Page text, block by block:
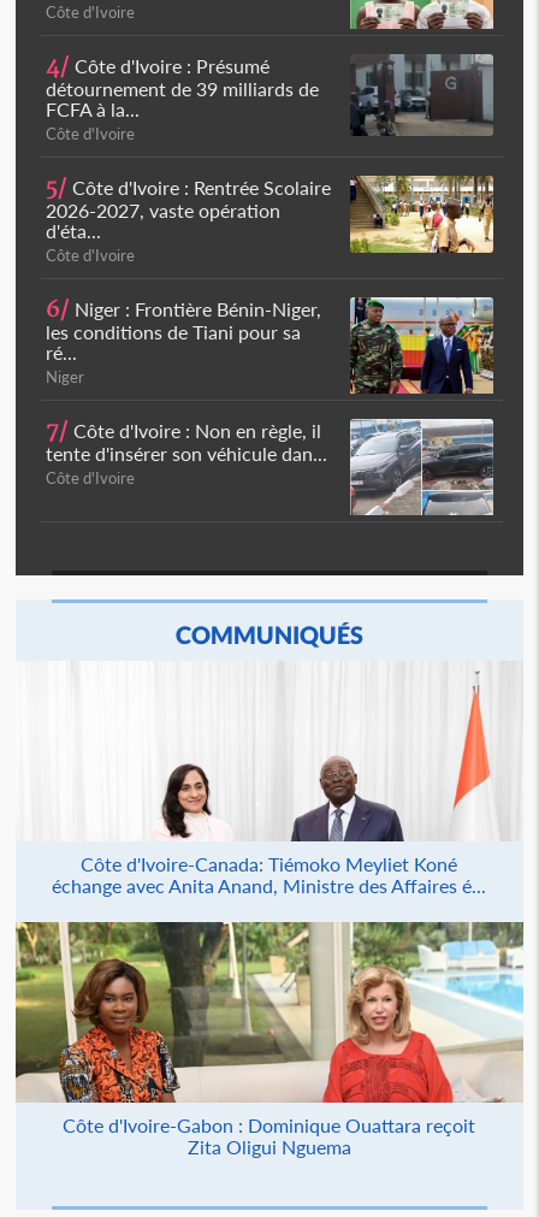
Côte d'Ivoire
4/ Côte d'Ivoire : Présumé
détournement de 39 milliards de
FCFA à la...
Côte d'Ivoire
5/ Côte d'Ivoire : Rentrée Scolaire
2026-2027, vaste opération
d'éta...
Côte d'Ivoire
6/ Niger : Frontière Bénin-Niger,
les conditions de Tiani pour sa
ré...
Niger
7/ Côte d'Ivoire : Non en règle, il
tente d'insérer son véhicule dan...
Côte d'Ivoire
COMMUNIQUÉS
Côte d'Ivoire-Canada: Tiémoko Meyliet Koné
échange avec Anita Anand, Ministre des Affaires é...
Côte d'Ivoire-Gabon : Dominique Ouattara reçoit
Zita Oligui Nguema